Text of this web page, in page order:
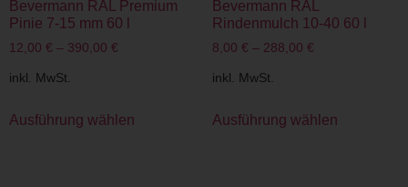
Bevermann RAL Premium
Pinie 7-15 mm 60 l
12,00 € – 390,00 €
inkl. MwSt.
Ausführung wählen
Bevermann RAL
Rindenmulch 10-40 60 l
8,00 € – 288,00 €
inkl. MwSt.
Ausführung wählen